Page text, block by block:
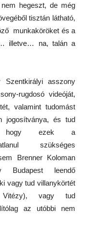
hegeszt, de még
tisztán látható,
munkaköröket és a
illetve… na, talán a
asszony
rugdosó videóját,
valamint tudomást
jogosítványa, és tud
hogy ezek a
szükséges
Brenner Koloman
Budapest leendő
vagy tud villanykörtét
Vitézy), vagy tud
az utóbbi nem